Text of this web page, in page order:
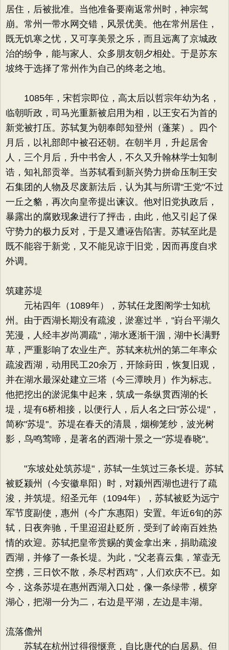
居住，后被批准。当他准备要南返常州时，神宗驾
崩。常州一带水网交错，风景优美。他在常州居住，
既无饥寒之忧，又可享美景之乐，而且远离了京城政
治的纷争，能与家人、众多朋友朝夕相处。于是苏东
坡终于选择了常州作为自己的终老之地。
1085年，宋哲宗即位，高太后以哲宗年幼为名，
临朝听政，司马光重新被启用为相，以王安石为首的
新党被打压。苏轼复为朝奉郎知登州（蓬莱）。四个
月后，以礼部郎中被召还朝。在朝半月，升起居舍
人，三个月后，升中书舍人，不久又升翰林学士知制
诰，知礼部贡举。当苏轼看到新兴势力拼命压制王安
石集团的人物及尽废新法后，认为其与所谓"王党"不过
一丘之貉，再次向皇帝提出谏议。他对旧党执政后，
暴露出的腐败现象进行了抨击，由此，他又引起了保
守势力的极力反对，于是又遭诬告陷害。苏轼至此是
既不能容于新党，又不能见谅于旧党，因而再度自求
外调。
筑建苏堤
元祐四年（1089年），苏轼任龙图阁学士知杭
州。由于西湖长期没有疏浚，淤塞过半，"崶台平湖久
芜漫，人经丰岁尚凋疏"，湖水逐渐干涸，湖中长满野
草，严重影响了农业生产。苏轼来杭州的第二年率众
疏浚西湖，动用民工20余万，开除葑田，恢复旧观，
并在湖水最深处建立三塔（今三潭映月）作为标志。
他把挖出的淤泥集中起来，筑成一条纵贯西湖的长
堤，堤有6桥相接，以便行人，后人名之曰"苏公堤"，
简称"苏堤"。苏堤在春天的清晨，烟柳笼纱，波光树
影，鸟鸣莺啼，是著名的西湖十景之一"苏堤春晓"。
"东坡处处筑苏堤"，苏轼一生筑过三条长堤。苏轼
被贬颍州（今安徽阜阳）时，对颍州西湖也进行了疏
浚，并筑堤。绍圣元年（1094年），苏轼被贬为远宁
军节度副使，惠州（今广东惠阳）安置。年近6旬的苏
轼，日夜奔驰，千里迢迢赴贬所，受到了岭南百姓热
情的欢迎。苏轼把皇帝赏赐的黄金拿出来，捐助疏浚
西湖，并修了一条长堤。为此，"父老喜云集，箪壶无
空携，三日饮不散，杀尽村西鸡"，人们欢庆不已。如
今，这条苏堤在惠州西湖入口处，像一条绿带，横穿
湖心，把湖一分为二，右边是平湖，左边是丰湖。
流落儋州
苏轼在杭州过得很惬意，自比唐代的白居易。但